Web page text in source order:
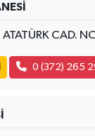
CAD.
0 (372) 265